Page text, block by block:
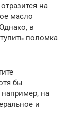
на
масло
в
поломка
бы
на
и